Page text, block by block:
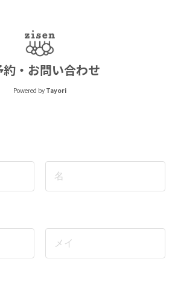
約・お問い合わせ
Powered by Tayori